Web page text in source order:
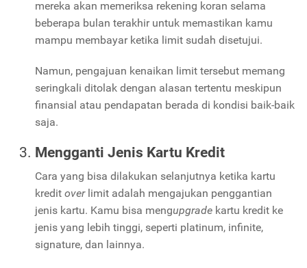
mereka akan memeriksa rekening koran selama
beberapa bulan terakhir untuk memastikan kamu
mampu membayar ketika limit sudah disetujui.
Namun, pengajuan kenaikan limit tersebut memang
seringkali ditolak dengan alasan tertentu meskipun
finansial atau pendapatan berada di kondisi baik-baik
saja.
Mengganti Jenis Kartu Kredit
Cara yang bisa dilakukan selanjutnya ketika kartu
kredit overlimit adalah mengajukan penggantian
jenis kartu. Kamu bisa mengupgrade kartu kredit ke
jenis yang lebih tinggi, seperti platinum, infinite,
signature, dan lainnya.